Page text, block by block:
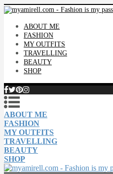
ABOUT ME
FASHION
MY OUTFITS
TRAVELLING
BEAUTY
SHOP
ABOUT ME
FASHION
MY OUTFITS
TRAVELLING
BEAUTY
SHOP